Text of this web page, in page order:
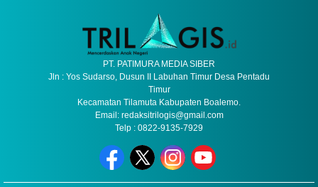
PT. PATIMURA MEDIA SIBER
Jln : Yos Sudarso, Dusun II Labuhan Timur Desa Pentadu
Timur
Kecamatan Tilamuta Kabupaten Boalemo.
Email: redaksitrilogis@gmail.com
Telp : 0822-9135-7929